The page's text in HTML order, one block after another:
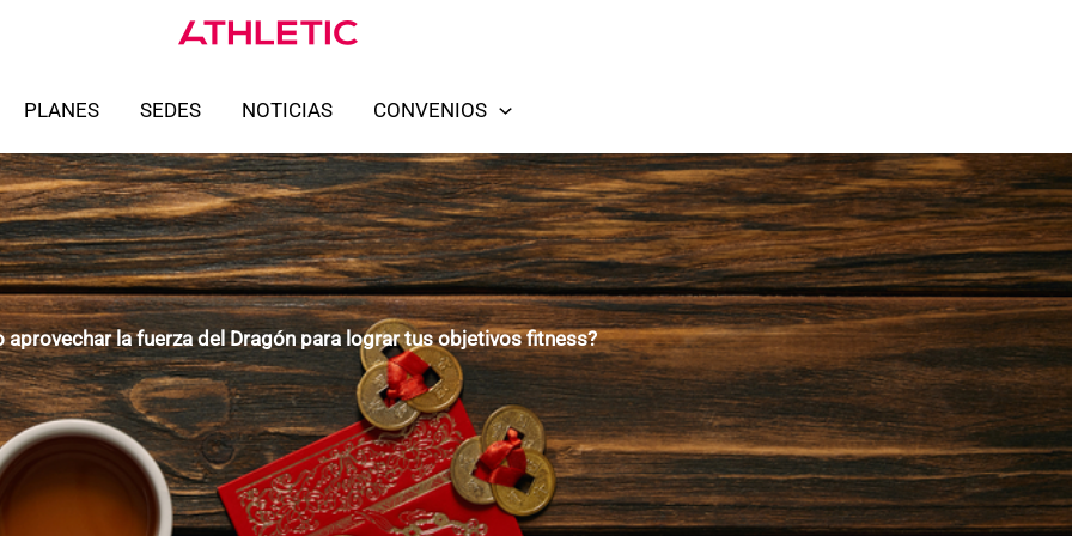
PLANES
SEDES NOTICIAS CONVENIOS
aprovechar la fuerza del Dragón para lograr tus objetivos fitness?